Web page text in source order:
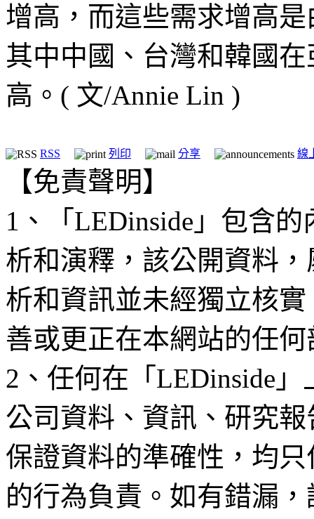
增高，而這些需求增高
其中中國、台灣和韓國
高。( 文/Annie Lin )
RSS 列印 分享 線
【免責聲明】
1、「LEDinside」包含
析和演釋，該公開資料
析和資訊並未經獨立核
善或更正在本網站的任
2、任何在「LEDinside
公司資料、資訊、研究
保證資料的準確性，均
的行為負責。如有錯漏